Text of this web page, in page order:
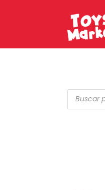
Búsqueda
de
productos